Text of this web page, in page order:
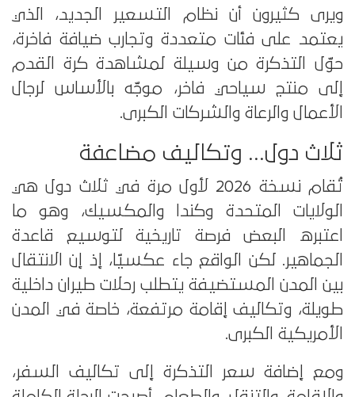
ويرى كثيرون أن نظام التسعير الجديد، الذي
يعتمد على فئات متعددة وتجارب ضيافة فاخرة،
حوّل التذكرة من وسيلة لمشاهدة كرة القدم
إلى منتج سياحي فاخر، موجّه بالأساس لرجال
الأعمال والرعاة والشركات الكبرى.
ثلاث دول… وتكاليف مضاعفة
تُقام نسخة 2026 لأول مرة في ثلاث دول هي
الولايات المتحدة وكندا والمكسيك، وهو ما
اعتبره البعض فرصة تاريخية لتوسيع قاعدة
الجماهير. لكن الواقع جاء عكسيًا، إذ إن الانتقال
بين المدن المستضيفة يتطلب رحلات طيران داخلية
طويلة، وتكاليف إقامة مرتفعة، خاصة في المدن
الأمريكية الكبرى.
ومع إضافة سعر التذكرة إلى تكاليف السفر،